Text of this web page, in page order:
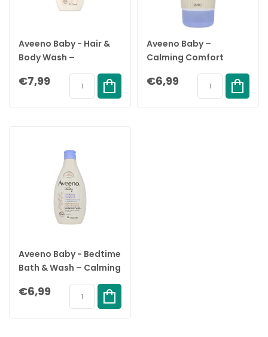
Aveeno Baby - Hair &
Body Wash –
Dagelijkse Verzorging
– 250ML
€7,99
Aveeno Baby –
Calming Comfort
Bedtime Lotion – 150
ml – Met Lavendel &
€6,99
Aveeno Baby - Bedtime
Bath & Wash – Calming
Comfort – 250ML
€6,99